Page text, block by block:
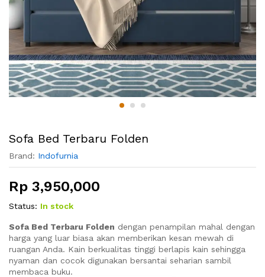
Sofa Bed Terbaru Folden
Brand: Indofurnia
Rp 3,950,000
Status: In stock
Sofa Bed Terbaru Folden dengan penampilan mahal dengan
harga yang luar biasa akan memberikan kesan mewah di
ruangan Anda. Kain berkualitas tinggi berlapis kain sehingga
nyaman dan cocok digunakan bersantai seharian sambil
membaca buku.